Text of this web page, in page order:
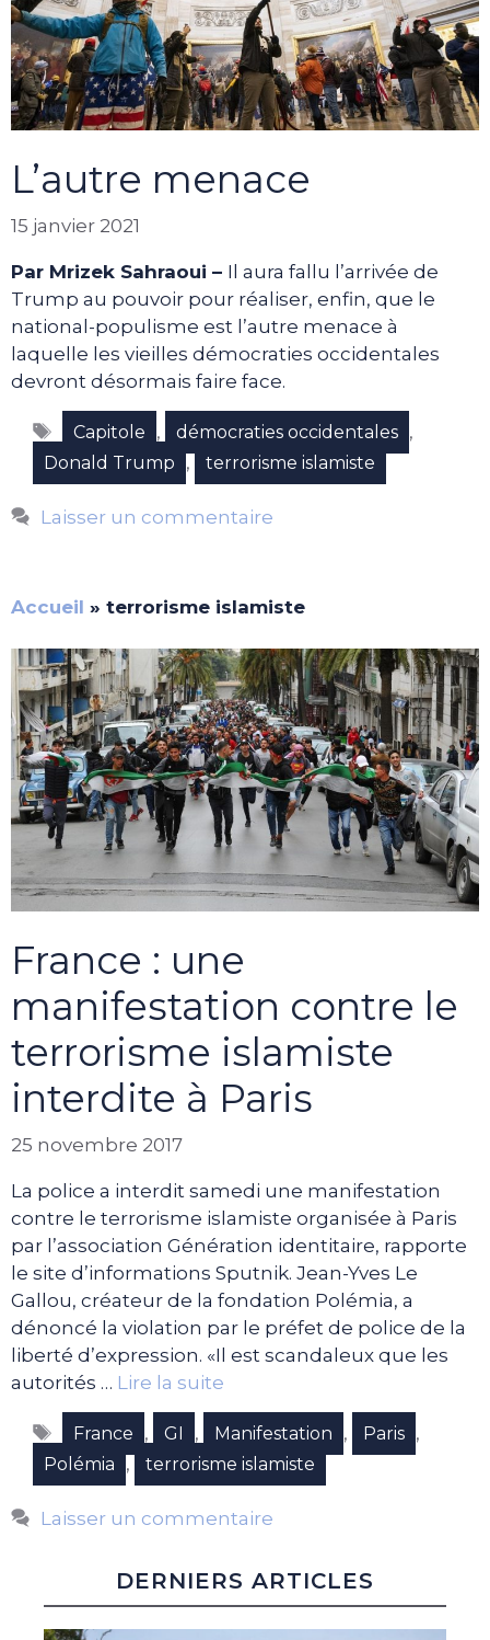
L’autre menace
15 janvier 2021
Par Mrizek Sahraoui – Il aura fallu l’arrivée de
Trump au pouvoir pour réaliser, enfin, que le
national-populisme est l’autre menace à
laquelle les vieilles démocraties occidentales
devront désormais faire face.
Étiquettes
Capitole , démocraties occidentales ,
Donald Trump , terrorisme islamiste
Laisser un commentaire
Accueil » terrorisme islamiste
France : une
manifestation contre le
terrorisme islamiste
interdite à Paris
25 novembre 2017
La police a interdit samedi une manifestation
contre le terrorisme islamiste organisée à Paris
par l’association Génération identitaire, rapporte
le site d’informations Sputnik. Jean-Yves Le
Gallou, créateur de la fondation Polémia, a
dénoncé la violation par le préfet de police de la
liberté d’expression. «Il est scandaleux que les
autorités … Lire la suite
Étiquettes
France , GI , Manifestation , Paris ,
Polémia , terrorisme islamiste
Laisser un commentaire
DERNIERS ARTICLES